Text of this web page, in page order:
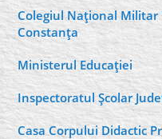
Colegiul Naţional
Constanţa
Ministerul Educaţiei
Inspectoratul Şcolar
Casa Corpului Didactic